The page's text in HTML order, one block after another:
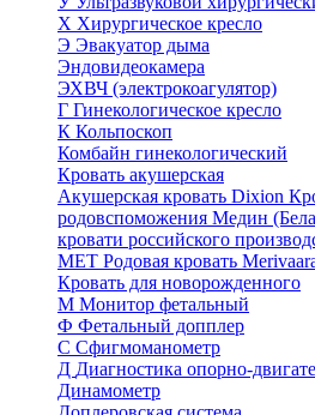
Х Хирургическое кресло
Э Эвакуатор дыма
Эндовидеокамера
ЭХВЧ (электрокоагулятор)
Г Гинекологическое кресло
К Кольпоскоп
Комбайн гинекологический
Кровать акушерская
Акушерская кровать Dixion
родовспоможения Медин
кровати российского
МЕТ Родовая кровать
Кровать для новорожденного
М Монитор фетальный
Ф Фетальный допплер
C Cфигмоманометр
Д Диагностика опорно-
Динамометр